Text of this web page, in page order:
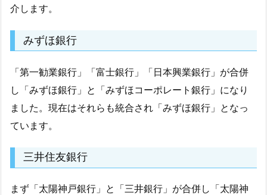
介します。
みずほ銀行
「第一勧業銀行」「富士銀行」「日本興業銀行」が合併
し「みずほ銀行」と「みずほコーポレート銀行」になり
ました。現在はそれらも統合され「みずほ銀行」となっ
ています。
三井住友銀行
まず「太陽神戸銀行」と「三井銀行」が合併し「太陽神